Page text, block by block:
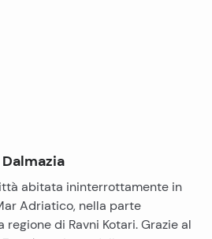
abitata ininterrottamente in
Adriatico, nella parte
di Ravni Kotari. Grazie al